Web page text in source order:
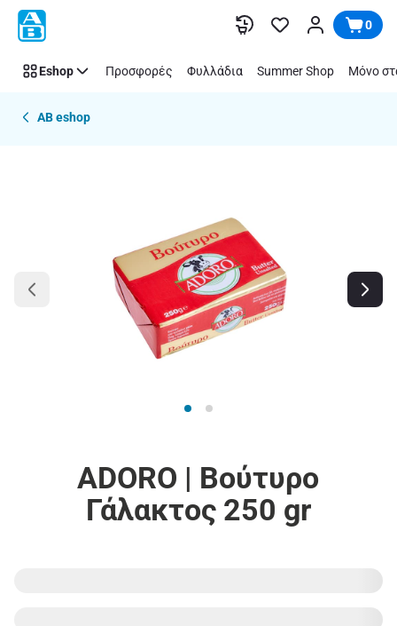
Παράλειψη 0
Eshop Προσφορές Φυλλάδια Summer Shop Μόνο
AB eshop
ADORO | Βούτυρο
Γάλακτος 250 gr